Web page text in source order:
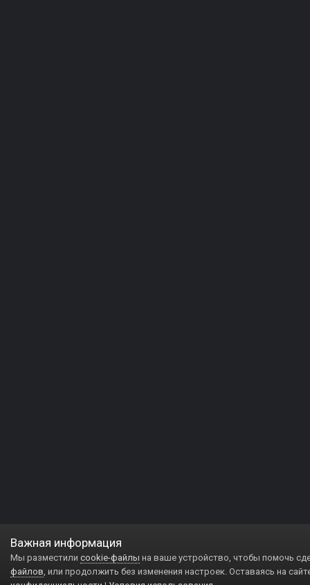
Важная информация
Мы разместили cookie-файлы на ваше устройство, чтобы помочь
файлов, или продолжить без изменения настроек. Оставаясь на